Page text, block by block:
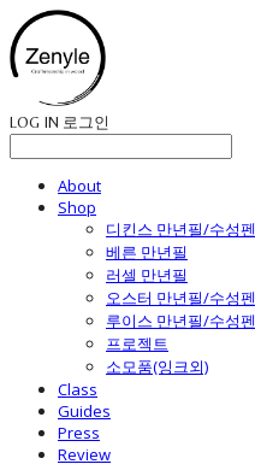
LOG IN 로그인
About
Shop
디킨스 만년필/수성펜
베른 만년필
러셀 만년필
오스터 만년필/수성펜
루이스 만년필/수성펜
프로젝트
소모품(잉크외)
Class
Guides
Press
Review